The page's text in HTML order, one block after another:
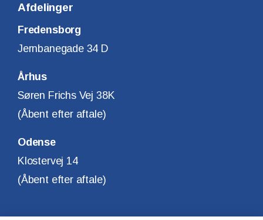
Afdelinger
Fredensborg
Jernbanegade 34 D
Århus
Søren Frichs Vej 38K
(Åbent efter aftale)
Odense
Klostervej 14
(Åbent efter aftale)